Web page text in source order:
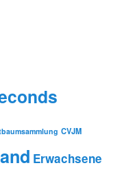
CVJM
Erwachsene